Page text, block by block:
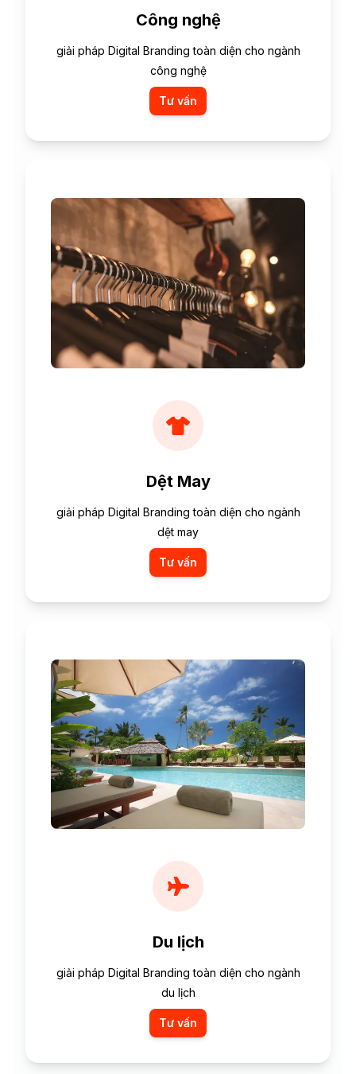
Công nghệ
giải pháp Digital Branding toàn diện cho ngành
công nghệ
Tư vấn
Dệt May
giải pháp Digital Branding toàn diện cho ngành
dệt may
Tư vấn
Du lịch
giải pháp Digital Branding toàn diện cho ngành
du lịch
Tư vấn